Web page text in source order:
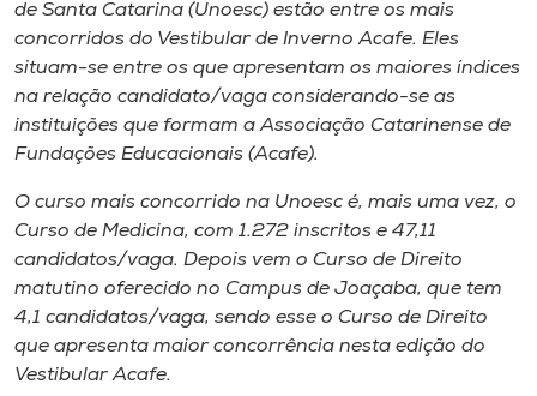
Biblioteca
Editora
Museu
Unoesc
Store
de Santa Catarina (Unoesc) estão entre os mais
concorridos do Vestibular de Inverno Acafe. Eles
situam-se entre os que apresentam os maiores índices
na relação candidato/vaga considerando-se as
instituições que formam a Associação Catarinense de
Fundações Educacionais (Acafe).
O curso mais concorrido na Unoesc é, mais uma vez, o
Curso de Medicina, com 1.272 inscritos e 47,11
candidatos/vaga. Depois vem o Curso de Direito
matutino oferecido no Campus de Joaçaba, que tem
4,1 candidatos/vaga, sendo esse o Curso de Direito
que apresenta maior concorrência nesta edição do
Vestibular Acafe.